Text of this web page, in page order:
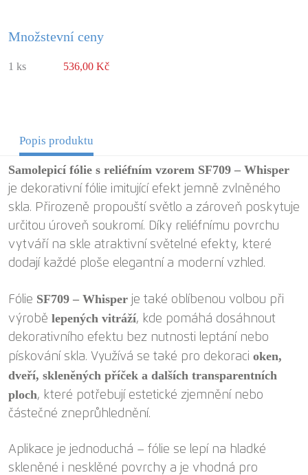
Množstevní ceny
1 ks 536,00 Kč
Popis produktu
Samolepicí fólie s reliéfním vzorem SF709 – Whisper
je dekorativní fólie imitující efekt jemně zvlněného
skla. Přirozeně propouští světlo a zároveň poskytuje
určitou úroveň soukromí. Díky reliéfnímu povrchu
vytváří na skle atraktivní světelné efekty, které
dodají každé ploše elegantní a moderní vzhled.
Fólie SF709 – Whisper je také oblíbenou volbou při
výrobě lepených vitráží, kde pomáhá dosáhnout
dekorativního efektu bez nutnosti leptání nebo
pískování skla. Využívá se také pro dekoraci oken,
dveří, skleněných příček a dalších transparentních
ploch, které potřebují estetické zjemnění nebo
částečné zneprůhlednění.
Aplikace je jednoduchá – fólie se lepí na hladké
skleněné i nesklěné povrchy a je vhodná pro